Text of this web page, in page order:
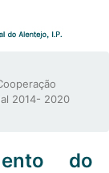
2014- 2020
do